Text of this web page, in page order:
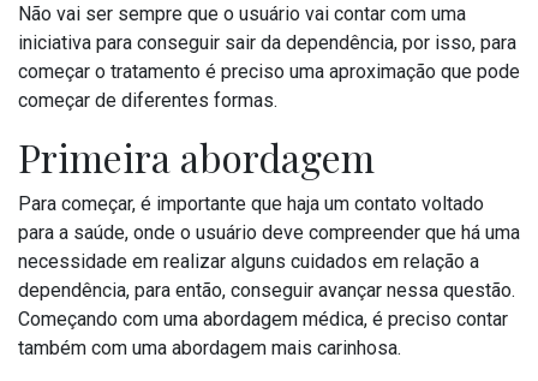
Não vai ser sempre que o usuário vai contar com uma
iniciativa para conseguir sair da dependência, por isso, para
começar o tratamento é preciso uma aproximação que pode
começar de diferentes formas.
Primeira abordagem
Para começar, é importante que haja um contato voltado
para a saúde, onde o usuário deve compreender que há uma
necessidade em realizar alguns cuidados em relação a
dependência, para então, conseguir avançar nessa questão.
Começando com uma abordagem médica, é preciso contar
também com uma abordagem mais carinhosa.